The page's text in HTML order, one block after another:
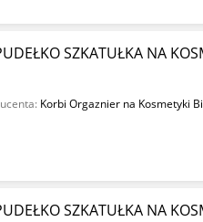
SZKATUŁKA NA
Korbi Orgaznier na Kosmetyki
SZKATUŁKA NA